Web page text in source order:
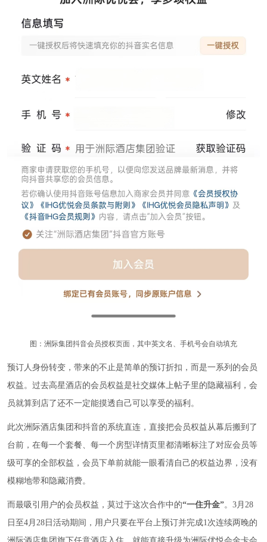
图：洲际集团抖音会员授权页面，其中英文名、手机号会自动填充
预订人身份转变，带来的不止是简单的预订折扣，而是一系列的会员
权益。过去高星酒店的会员权益是社交媒体上帖子里的隐藏福利，会
员就算到店了还不一定能摸透自己可以享受的福利。
此次洲际酒店集团和抖音的系统直连，直接把会员权益从幕后搬到了
台前，在每一个套餐、每一个房型详情页里都清晰标注了对应会员等
级可享的全部权益，会员下单前就能一眼看清自己的权益边界，没有
模糊地带和隐藏消费。
而最吸引用户的会员权益，莫过于这次合作中的“一住升金”。3月28
日至4月28日活动期间，用户只要在平台上预订并完成1次连续两晚的